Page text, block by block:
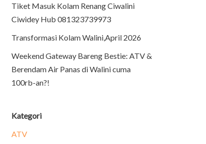
Tiket Masuk Kolam Renang Ciwalini
Ciwidey Hub 081323739973
Transformasi Kolam Walini,April 2026
Weekend Gateway Bareng Bestie: ATV &
Berendam Air Panas di Walini cuma
100rb-an?!
Kategori
ATV